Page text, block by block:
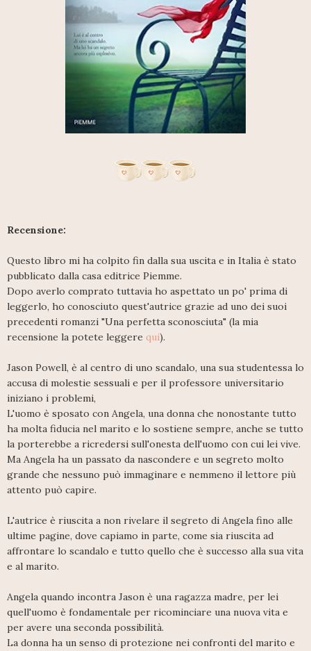
Recensione:
Questo libro mi ha colpito fin dalla sua uscita e in Italia è stato
pubblicato dalla casa editrice Piemme.
Dopo averlo comprato tuttavia ho aspettato un po' prima di
leggerlo, ho conosciuto quest'autrice grazie ad uno dei suoi
precedenti romanzi "Una perfetta sconosciuta" (la mia
recensione la potete leggere qui).
Jason Powell, è al centro di uno scandalo, una sua studentessa lo
accusa di molestie sessuali e per il professore universitario
iniziano i problemi,
L'uomo è sposato con Angela, una donna che nonostante tutto
ha molta fiducia nel marito e lo sostiene sempre, anche se tutto
la porterebbe a ricredersi sull'onesta dell'uomo con cui lei vive.
Ma Angela ha un passato da nascondere e un segreto molto
grande che nessuno può immaginare e nemmeno il lettore più
attento può capire.
L'autrice è riuscita a non rivelare il segreto di Angela fino alle
ultime pagine, dove capiamo in parte, come sia riuscita ad
affrontare lo scandalo e tutto quello che è successo alla sua vita
e al marito.
Angela quando incontra Jason è una ragazza madre, per lei
quell'uomo è fondamentale per ricominciare una nuova vita e
per avere una seconda possibilità.
La donna ha un senso di protezione nei confronti del marito e